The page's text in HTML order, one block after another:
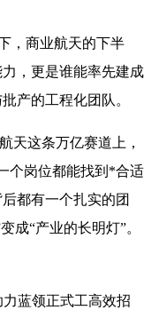
，商业航天的下半
，更是谁能率先建成
产的工程化团队。
天这条万亿赛道上，
个岗位都能找到*合适
都有一个扎实的团
成“产业的长明灯”。
蓝领正式工高效招